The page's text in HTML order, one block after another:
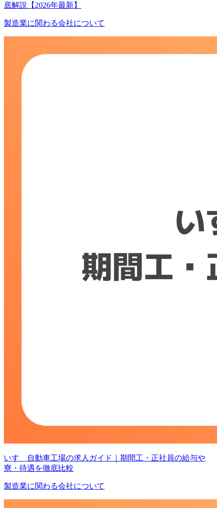
底解説【2026年最新】
製造業に関わる会社について
いすゞ自動車工場の求人ガイド｜期間工・正社員の給与や
寮・待遇を徹底比較
製造業に関わる会社について